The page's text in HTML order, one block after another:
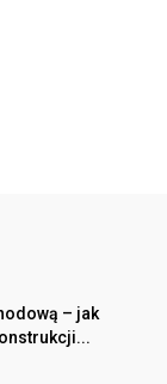
– jak